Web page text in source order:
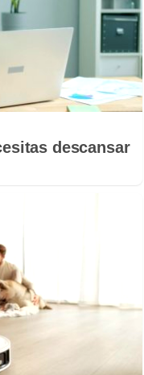
descansar